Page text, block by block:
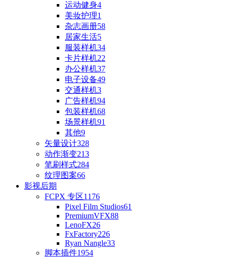
运动健身4
美妆护理1
杂志画册58
居家生活5
服装样机34
卡片样机22
办公样机37
电子设备49
交通样机3
广告样机94
包装样机68
场景样机91
其他9
矢量设计328
动作渐变213
笔刷样式284
纹理图案66
影视后期
FCPX 专区1176
Pixel Film Studios61
PremiumVFX88
LenoFX26
FxFactory226
Ryan Nangle33
脚本插件1954